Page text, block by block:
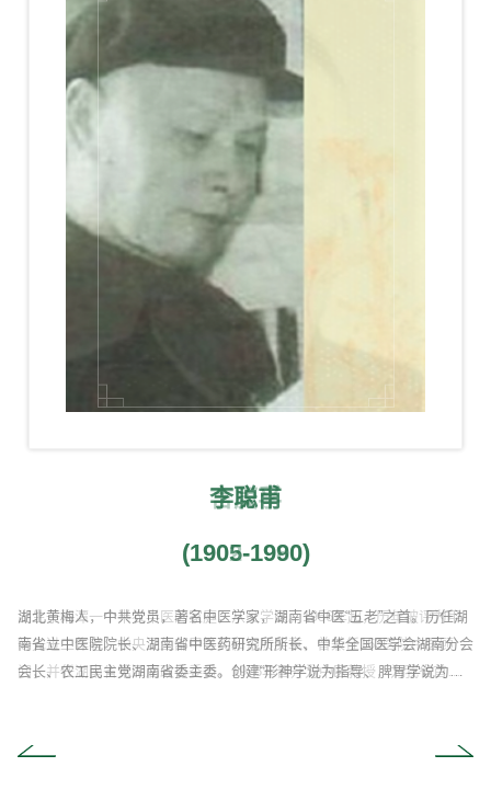
易南坡
(1882-1966)
易南坡，字逊叔，浏阳县人，清光绪八年(1882)生。15岁在长沙周姓中医
家当佣工，后从周学医。出师后去京、沪等地，继续求师深造，曾参加孙
中山领导的辛亥革命，系湖南同盟会会员。民国初年回长沙行医，在马家
取。1923年，他与长沙医学界同仁，筹组医学研究会。1928年又筹组长
张紫赓
(1893-1972)
名濬字祖钦，湖南省株洲人，祖传正骨术，源于1763年，其先祖张光靖
拜当时太医殷法祥为师，后传给其子张昭赤、孙张先玉、曾孙张绪长、传
至张紫赓已第五代。1936年春，赓与妻离家到长沙，挂牌行医，开设诊
骨折，程潜亲授其“今之华佗”牌匾，由此声名更扬，门庭若市，接应不
言庚孚
(1902-1980)
出生于湘潭一个半农半医的家庭，从父学医。1956年起，历年被评为甲
等先进工作者、中央卫生部甲等奖和银质奖章，曾兼任163医院中医顾
问，并任湖南省第四届政协委员，1978年晋升为中医教授，为我省首批
作
李聪甫
(1905-1990)
湖北黄梅人，中共党员，著名中医学家，湖南省中医“五老”之首。历任湖
南省立中医院院长、湖南省中医药研究所所长、中华全国医学会湖南分会
会长、农工民主党湖南省委主委。创建“形神学说为指导、脾胃学说为枢
白。著有《麻疹专论》《中医生理学之研究》《李聪甫医案》《医论》等
肖梓荣
(1908-1988)
湖南望城人，中共党员，著名中医外科、肿瘤科专家。1959年调入我
院，创建中医外科，任外科主任、外科教研室主任。1970年创建肿瘤
科，运用自行研制的“菊藻丸”“瘿瘤丸”治疗恶、良性肿瘤取得显著疗效；
自制药，应用至今
刘炳凡
(1910-2000)
著名中医学家，“湖湘中医五老”之一。首创“治病必须治人，治人首重脾
胃”的中医学整体治疗原则，形成了病、证、脾胃三位一体的遣方用药诊
疗体系。编著《脾胃论注释》《脾胃学真诠》《黄帝内经临证指要》《湖
谭日强
(1913-1995)
湖南湘乡人，中共党员，著名中医内科、妇科专家，“湖湘中医五老”之
一。1936年毕业于湖南国医专科学校。建国后，历任湖南省立中医院副
院长，湖南省中医进修学校副校长，湖南省中医药研究所副所长，湖南中
辨证治疗》《金匮要略浅述》等
王足明
(1917-2000）
湖南祁阳人，中共党员，湖南省名中医。1958年9月参加工作，1979年晋
升为中医内科副主任医师，1986年12月晋升为中医内科主任医师，1987
年12月退休，从事临床工作30余年。中医基础理论扎实，对四大中医经
疗经验丰富。多次获评“先进个人”“优秀共产党员”，其所著《疑难病症治
谢剑南
（1918-2017）
湖南新邵人，著名中医妇科专家，湖南省首批名中医，全国名老中医药专
家学术经验继承指导老师。1964年调入我院从事妇科临床和教学工作，
多次在全国中医妇科学术会议上宣读论文。行医近80年，自创通管方、盆
欧阳锜
(1923-1997)
著名中医学家，“湖湘中医五老”之一。创建了以“病证纵横结合”“三纲鼎
足，互为纲目”“辩主症的三大关键”为核心的病证、症三联诊疗体系。著有
《中医内科证治概要》《中医临证思维》《中医症证病三联诊疗》等
张茂珍
(1930-2007)
湖南省宁乡县人，13岁即从当地张乾佑学医，四年后独立行医，1951年
参加当地联合诊所，1956年3月到湘潭地区中医进修班学习半年结业，同
年9月考入湖南省中医进修学校，1958年2月毕业后，分配到湖南省立中
实效，辩证精确，处方用药严谨，手法准确轻巧、正确应用望、闻、问、
张禄初
(1930-2002)
湖南省双峰县人，17岁时乃从本县名医王纯典学习，四年后独立行医，于
1953年9月参加本县沙田区联合诊所，1957年秋考入湖南省中医进修学校
（湖南中医药大学前身），毕业后于1958年秋分配到省立中医院伤科，
从医五十余年，奉行救人免残，强调功能，强调治筋为指导思想，在治疗
詹经山
(1931-1993)
湖南省常宁县人，伤科名家詹镇川之子。1956年在常宁县松柏卫生院工
作，1959年调至衡阳专署中医药研究所，1964年又调到湖南中医学院附
二院骨伤科，遂拜张紫赓为师。其自幼随父学医，是“詹氏骨伤”第四代传
流派之优势，形成自己独到的正骨特色，用于临床效如桴鼓。他在发扬传
谭敬书
(1931-2008)
湖南湘潭人，1956年毕业于中山医学院。曾任我院中西医结合耳鼻喉科
主任医师、教研室主任，中国中西医结合学会耳鼻喉科专业委员会顾问、
中华全国中医学会耳鼻喉科学会顾问，中国中西医结合研究会湖南分会理
张盛光
(1932-2010年)
湖南郴县人，中共党员。1964年4月入本院工作，1984年7月任内科主
任，1986年12月晋升为中西结合内科副主任医师，1994年12月退休。从
事内科临床工作近40年。曾任中医学会内科分会委员。中国中西医结合研
病、关节炎、肺脓疡；温补法治疗窦房结病变综合征、阵发性睡眠性血红
孙达武
(1933-2023)
湖南省石门县人，自幼从父学医，勤奋好学，尽得家传，又从当地毛世新
医师学习，1956年春参加子良区联合诊所，1958年春考入湖南省中医进
修学校毕业后分配到湖南省立中医院伤科，拜伤科世家张紫赓先生为师随
取其精华，使传统医学理论经验与现代科学技术相结合，进一步丰富湖湘
肖国仕
(1935-2019)
湖南新化人，出生于中医世家。著名眼科专家，湖南省名中医，全国名老
中医药专家学术经验继承指导老师。从湖南省中医进修学校毕业后，一直
在我院工作。曾任全国中医眼科学会委员兼基础理论研究组组长、湖南省
贺执茂
(1937-2018)
浙江黄岩人，毕业于武汉中医学院。著名肛肠科专家，享受国务院政府特
殊津贴专家，湖南省名中医，全国名老中医药专家学术经验继承指导老
师。历任我院外科副主任、肛肠科主任、副院长、院长、党委书记等职
志》等杂志编委
欧阳恒
(1939-2015)
湖南安仁人，1964年毕业于广州中医学院。湖南省名中医，享受国务院
政府特殊津贴专家，全国名老中医药专家学术经验继承指导老师，上海市
中医紧缺专科临床人才班皮肤科指导老师，国家食品药品监督管理局新药
顾嘉雄
(1944-2021)
上海人，毕业于上海医科大学，著名推拿专家，湖南省名中医。曾任我院
推拿科主任，擅治各类颈肩腰腿痛、老年性疼痛疾病，尤其凭一手“手法
推拿治疗小儿脑瘫”的绝活，享誉业内外。生前是湖南省推拿专业委员会
谢力子